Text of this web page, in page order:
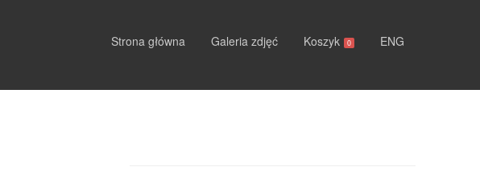
Strona główna Galeria zdjęć Koszyk 0 ENG